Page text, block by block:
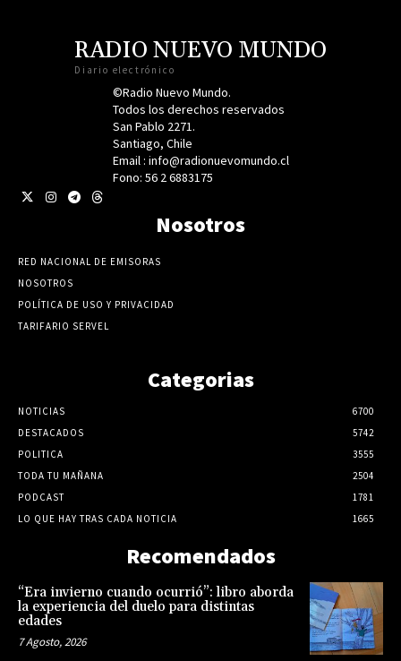
RADIO NUEVO MUNDO
Diario electrónico
©Radio Nuevo Mundo.
Todos los derechos reservados
San Pablo 2271.
Santiago, Chile
Email : info@radionuevomundo.cl
Fono: 56 2 6883175
Nosotros
RED NACIONAL DE EMISORAS
NOSOTROS
POLÍTICA DE USO Y PRIVACIDAD
TARIFARIO SERVEL
Categorias
NOTICIAS
6700
DESTACADOS
5742
POLITICA
3555
TODA TU MAÑANA
2504
PODCAST
1781
LO QUE HAY TRAS CADA NOTICIA
1665
Recomendados
“Era invierno cuando ocurrió”: libro aborda
la experiencia del duelo para distintas
edades
7 Agosto, 2026